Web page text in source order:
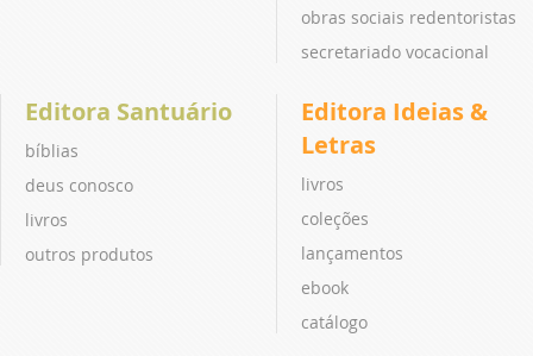
obras sociais redentoristas
secretariado vocacional
Editora Santuário
bíblias
deus conosco
livros
outros produtos
Editora Ideias &
Letras
livros
coleções
lançamentos
ebook
catálogo